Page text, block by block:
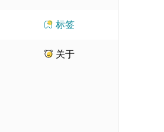
标签
关于